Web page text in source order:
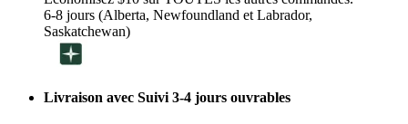
6-8 jours (Alberta, Newfoundland et Labrador,
Saskatchewan)
Livraison avec Suivi 3-4 jours ouvrables